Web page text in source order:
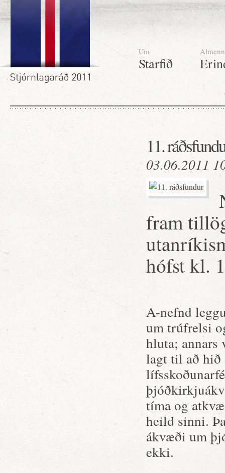
Um
Starfið
Almenn
11.
03.06.2011
fram
hófst kl.
A-nefnd
um trúfrelsi
hluta; annars
lagt til að hið
tíma og
heild sinni.
ákvæði um
ekki.